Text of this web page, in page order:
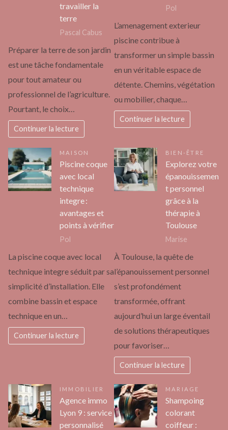
travailler la
terre
Pascal Cabus
Préparer la terre de son jardin
est une tâche fondamentale
pour tout amateur ou
professionnel de l’agriculture.
Pourtant, le choix…
Continuer la lecture
Pol
L’amenagement exterieur
piscine contribue à
transformer un simple bassin
en un véritable espace de
détente. Chemins, végétation
ou mobilier, chaque…
Continuer la lecture
MAISON
Piscine coque
avec local
technique
integre :
avantages et
points à vérifier
Pol
La piscine coque avec local
technique integre séduit par sa
simplicité d’installation. Elle
combine bassin et espace
technique en un…
Continuer la lecture
BIEN-ÊTRE
Explorez votre
épanouissemen
t personnel
grâce à la
thérapie à
Toulouse
Marise
À Toulouse, la quête de
l’épanouissement personnel
s’est profondément
transformée, offrant
aujourd’hui un large éventail
de solutions thérapeutiques
pour favoriser…
Continuer la lecture
IMMOBILIER
Agence immo
Lyon 9 : service
personnalisé
MARIAGE
Shampoing
colorant
coiffeur :